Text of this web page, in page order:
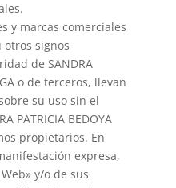
y marcas comerciales
signos
de SANDRA
o de terceros, llevan
su uso sin el
PATRICIA BEDOYA
propietarios. En
expresa,
y/o de sus